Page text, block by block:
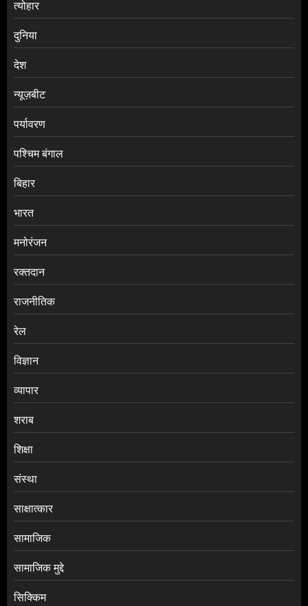
त्योहार
दुनिया
देश
न्यूज़बीट
पर्यावरण
पश्चिम बंगाल
बिहार
भारत
मनोरंजन
रक्तदान
राजनीतिक
रेल
विज्ञान
व्यापार
शराब
शिक्षा
संस्था
साक्षात्कार
सामाजिक
सामाजिक मुद्दे
सिक्किम